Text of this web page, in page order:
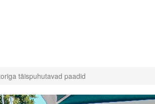
täispuhutavad paadid